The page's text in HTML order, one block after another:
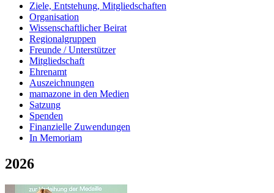
Ziele, Entstehung, Mitgliedschaften
Organisation
Wissenschaftlicher Beirat
Regionalgruppen
Freunde / Unterstützer
Mitgliedschaft
Ehrenamt
Auszeichnungen
mamazone in den Medien
Satzung
Spenden
Finanzielle Zuwendungen
In Memoriam
2026